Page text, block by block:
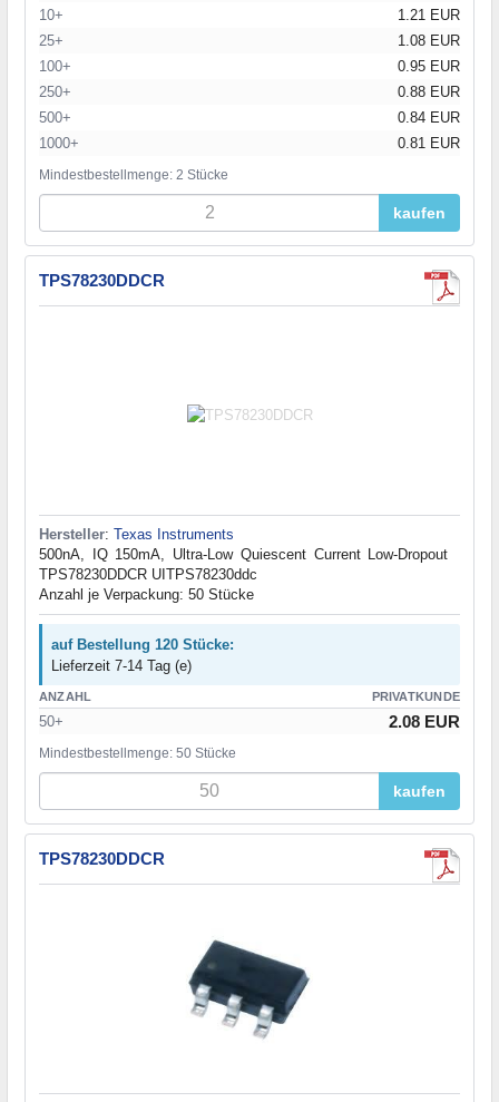
10+
1.21 EUR
25+
1.08 EUR
100+
0.95 EUR
250+
0.88 EUR
500+
0.84 EUR
1000+
0.81 EUR
Mindestbestellmenge: 2 Stücke
kaufen
TPS78230DDCR
Hersteller: Texas Instruments
500nA, IQ 150mA, Ultra-Low Quiescent Current Low-Dropout
TPS78230DDCR UITPS78230ddc
Anzahl je Verpackung: 50 Stücke
auf Bestellung 120 Stücke:
Lieferzeit 7-14 Tag (e)
ANZAHL PRIVATKUNDE
50+ 2.08 EUR
Mindestbestellmenge: 50 Stücke
kaufen
TPS78230DDCR